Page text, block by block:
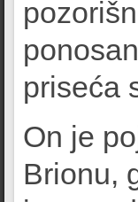
priseća
On je
Brionu,